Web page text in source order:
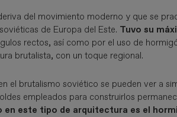
del movimiento moderno y que se
de Europa del Este. Tuvo su
rectos, así como por el uso de
brutalista, con un toque regional.
el brutalismo soviético se pueden ver a
empleados para construirlos
en este tipo de arquitectura es el